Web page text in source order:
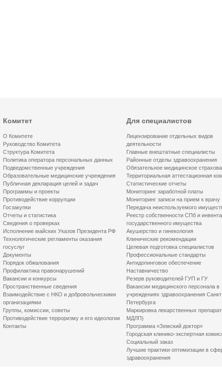
Комитет
О Комитете
Руководство Комитета
Структура Комитета
Политика оператора персональных данных
Подведомственные учреждения
Образовательные медицинские учреждения
Публичная декларация целей и задач
Программы и проекты
Противодействие коррупции
Госзакупки
Отчеты и статистика
Сведения о проверках
Исполнение майских Указов Президента РФ
Технологические регламенты оказания
госуслуг
Документы
Порядок обжалования
Профилактика правонарушений
Вакансии и конкурсы
Пространственные сведения
Взаимодействие с НКО и добровольческими
организациями
Группы, комиссии, советы
Противодействие терроризму и его идеологии
Контакты
Для специалистов
Лицензирование отдельных видов
деятельности
Главные внештатные специалисты
Районные отделы здравоохранения
Обязательное медицинское
Территориальная аттестационная
Статистические отчеты
Мониторинг заработной платы
Мониторинг записи на прием к врачу
Передача неиспользуемого
Реестр собственности СПб и
государственного имущества
Акушерство и гинекология
Клинические рекомендации
Целевая подготовка специалистов
Профессиональные стандарты
Антидопинговое обеспечение
Наставничество
Резерв руководителей ГУП и ГУ
Вакансии медицинского персонала в
учреждениях здравоохранения
Петербурга
Маркировка лекарственных
МДЛП)
Программа «Земский доктор»
Городская клинико-экспертная
Социальный заказ
Лучшие практики оптимизации в
здравоохранения